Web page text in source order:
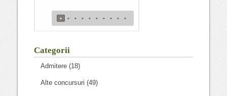
• • • • • • • • • •
Categorii
Admitere (18)
Alte concursuri (49)